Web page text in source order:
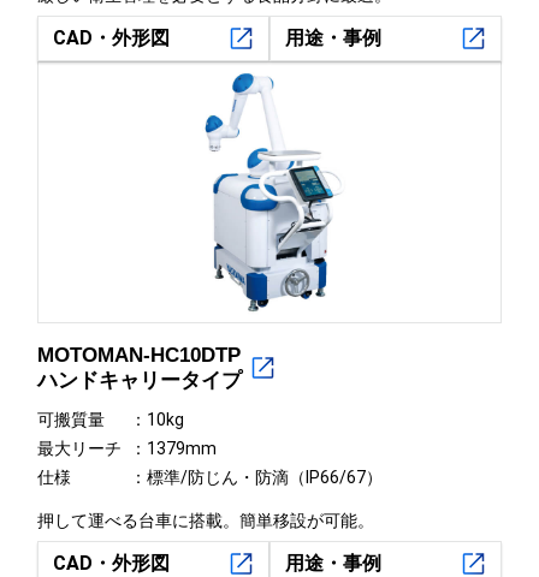
CAD・外形図 用途・事例
MOTOMAN-HC10DTP
ハンドキャリータイプ
可搬質量
10kg
最大リーチ
1379mm
仕様
標準/防じん・防滴（IP66/67）
押して運べる台車に搭載。簡単移設が可能。
CAD・外形図 用途・事例